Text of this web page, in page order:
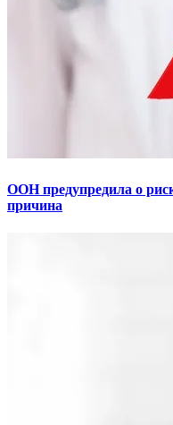
ООН предупредила о
причина